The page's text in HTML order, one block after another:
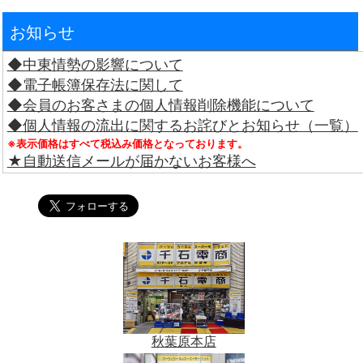
お知らせ
◆中東情勢の影響について
◆電子帳簿保存法に関して
◆会員のお客さまの個人情報削除機能について
◆個人情報の流出に関するお詫びとお知らせ（一覧）
※表示価格はすべて税込み価格となっております。
★自動送信メールが届かないお客様へ
秋葉原本店